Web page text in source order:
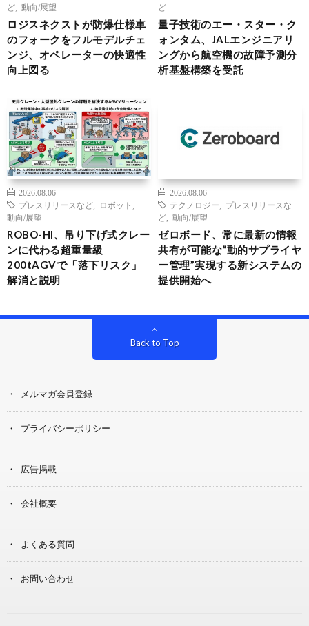
ど
動向/展望
ロジスネクストが防爆仕様車
のフォークをフルモデルチェ
ンジ、オペレーターの快適性
向上図る
ど
量子技術のエー・スター・ク
ォンタム、JALエンジニアリ
ングから航空機の故障予測分
析基盤構築を受託
2026.08.06
プレスリリースなど
ロボット
動向/展望
ROBO-HI、吊り下げ式クレー
ンに代わる超重量級
200tAGVで「落下リスク」
解消と説明
2026.08.06
テクノロジー
プレスリリースな
ど
動向/展望
ゼロボード、常に最新の情報
共有が可能な“動的サプライヤ
ー管理”実現する新システムの
提供開始へ
Back to Top
メルマガ会員登録
プライバシーポリシー
広告掲載
会社概要
よくある質問
お問い合わせ